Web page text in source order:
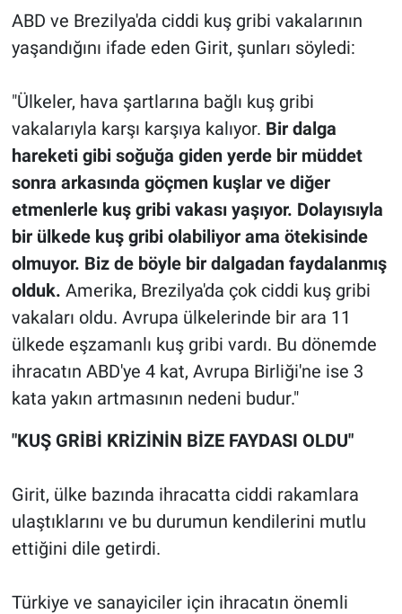
ABD ve Brezilya'da ciddi kuş gribi vakalarının
yaşandığını ifade eden Girit, şunları söyledi:
"Ülkeler, hava şartlarına bağlı kuş gribi
vakalarıyla karşı karşıya kalıyor. Bir dalga
hareketi gibi soğuğa giden yerde bir müddet
sonra arkasında göçmen kuşlar ve diğer
etmenlerle kuş gribi vakası yaşıyor. Dolayısıyla
bir ülkede kuş gribi olabiliyor ama ötekisinde
olmuyor. Biz de böyle bir dalgadan faydalanmış
olduk. Amerika, Brezilya'da çok ciddi kuş gribi
vakaları oldu. Avrupa ülkelerinde bir ara 11
ülkede eşzamanlı kuş gribi vardı. Bu dönemde
ihracatın ABD'ye 4 kat, Avrupa Birliği'ne ise 3
kata yakın artmasının nedeni budur."
"KUŞ GRİBİ KRİZİNİN BİZE FAYDASI OLDU"
Girit, ülke bazında ihracatta ciddi rakamlara
ulaştıklarını ve bu durumun kendilerini mutlu
ettiğini dile getirdi.
Türkiye ve sanayiciler için ihracatın önemli